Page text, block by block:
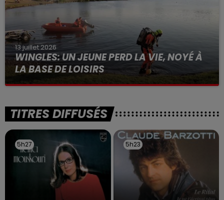
13 juillet 2026
WINGLES: UN JEUNE PERD LA VIE, NOYÉ À
LA BASE DE LOISIRS
La victime a coulé à pic
TITRES DIFFUSÉS
5h27
5h27 5h23
5h23